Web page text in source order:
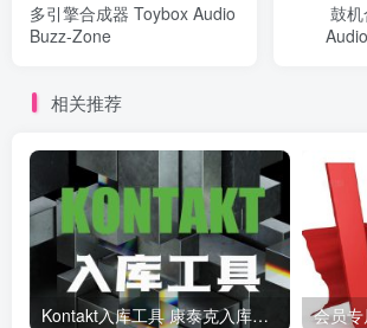
多引擎合成器 Toybox Audio
Buzz-Zone
鼓
相关推荐
Kontakt入库工具 康泰克入库教程